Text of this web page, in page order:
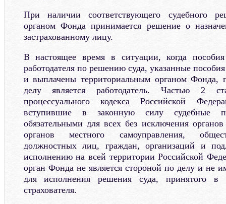
При наличии соответствующего судебного
органом Фонда принимается решение о
застрахованному лицу.
В настоящее время в ситуации, когда
работодателя по решению суда, указанные
и выплачены территориальным органом Фонда,
делу является работодатель. Частью 2
процессуального кодекса Российской
вступившие в законную силу судебные
обязательными для всех без исключения органов
органов местного самоуправления,
должностных лиц, граждан, организаций и
исполнению на всей территории Российской
орган Фонда не является стороной по делу и не
для исполнения решения суда, принятого в
страхователя.